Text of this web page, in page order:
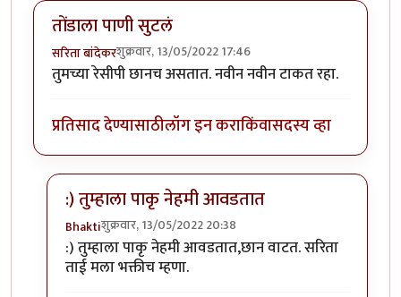
तोंडाला पाणी सुटलं
सरिता बांदेकरशुक्रवार, 13/05/2022 17:46
तुमच्या रेसीपी छानच असतात. नवीन नवीन टाकत रहा.
प्रतिसाद देण्यासाठीलॉग इन कराकिंवासदस्य व्हा
:) तुम्हाला पाकृ नेहमी आवडतात
Bhaktiशुक्रवार, 13/05/2022 20:38
In reply toतोंडाला पाणी सुटलंbyसरिता बांदेकर
:) तुम्हाला पाकृ नेहमी आवडतात,छान वाटत. सरिता
ताई मला भक्तीच म्हणा.